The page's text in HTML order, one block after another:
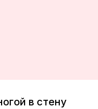
в стену